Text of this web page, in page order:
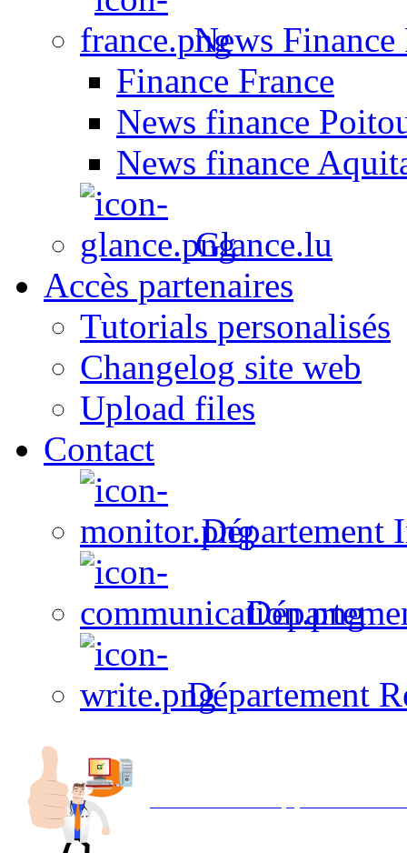
News Finance
Finance France
News finance
News finance
Glance.lu
Accès partenaires
Tutorials personalisés
Changelog site web
Upload files
Contact
Département
Département